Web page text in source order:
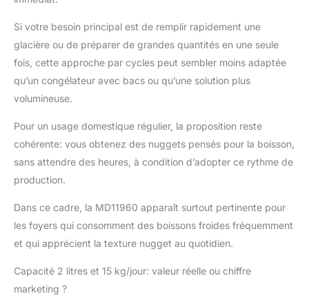
Si votre besoin principal est de remplir rapidement une
glacière ou de préparer de grandes quantités en une seule
fois, cette approche par cycles peut sembler moins adaptée
qu’un congélateur avec bacs ou qu’une solution plus
volumineuse.
Pour un usage domestique régulier, la proposition reste
cohérente: vous obtenez des nuggets pensés pour la boisson,
sans attendre des heures, à condition d’adopter ce rythme de
production.
Dans ce cadre, la MD11960 apparaît surtout pertinente pour
les foyers qui consomment des boissons froides fréquemment
et qui apprécient la texture nugget au quotidien.
Capacité 2 litres et 15 kg/jour: valeur réelle ou chiffre
marketing ?